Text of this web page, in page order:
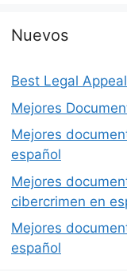
Nuevos
Best Legal
Mejores
Mejores
español
Mejores
cibercrimen en
Mejores
español